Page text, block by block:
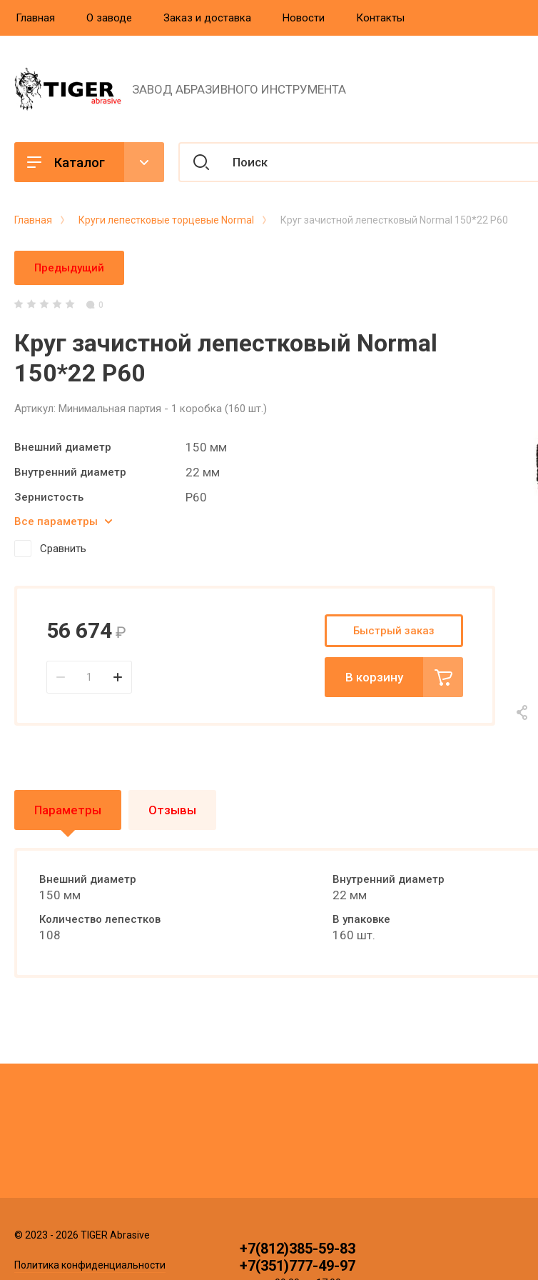
Главная О заводе Заказ и доставка Новости Контакты
ЗАВОД АБРАЗИВНОГО ИНСТРУМЕНТА
Каталог
Главная Круги лепестковые торцевые Normal Круг зачистной лепестковый Normal 150*22 P60
Предыдущий
0
Круг зачистной лепестковый Normal
150*22 P60
Артикул: Минимальная партия - 1 коробка (160 шт.)
Внешний диаметр 150 мм
Внутренний диаметр 22 мм
Зернистость P60
Все параметры
Сравнить
56 674 ₽
В корзину
Быстрый заказ
Параметры Отзывы
Внешний диаметр
150 мм
Внутренний диаметр
22 мм
Количество лепестков
108
В упаковке
160 шт.
© 2023 - 2026 TIGER Abrasive
Политика конфиденциальности
+7(812)385-59-83
+7(351)777-49-97